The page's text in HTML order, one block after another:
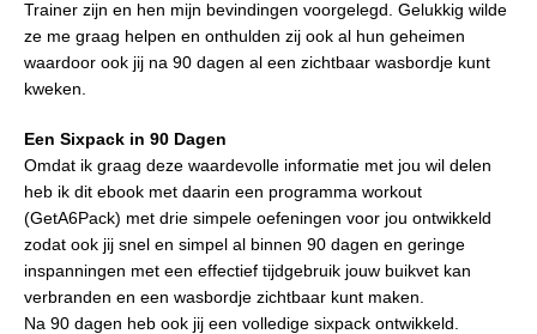
Trainer zijn en hen mijn bevindingen voorgelegd. Gelukkig wilde
ze me graag helpen en onthulden zij ook al hun geheimen
waardoor ook jij na 90 dagen al een zichtbaar wasbordje kunt
kweken.
Een Sixpack in 90 Dagen
Omdat ik graag deze waardevolle informatie met jou wil delen
heb ik dit ebook met daarin een programma workout
(GetA6Pack) met drie simpele oefeningen voor jou ontwikkeld
zodat ook jij snel en simpel al binnen 90 dagen en geringe
inspanningen met een effectief tijdgebruik jouw buikvet kan
verbranden en een wasbordje zichtbaar kunt maken.
Na 90 dagen heb ook jij een volledige sixpack ontwikkeld.